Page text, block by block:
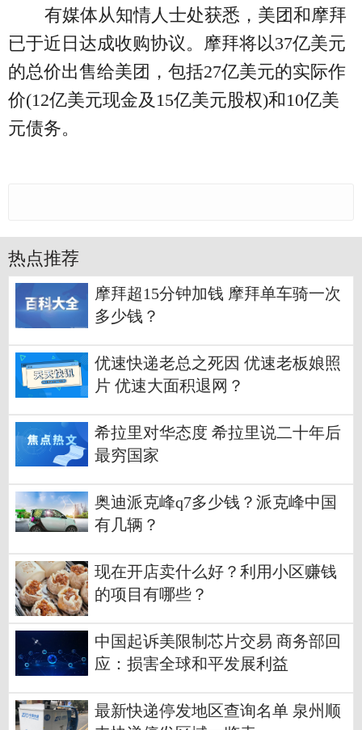
有媒体从知情人士处获悉，美团和摩拜
已于近日达成收购协议。摩拜将以37亿美元
的总价出售给美团，包括27亿美元的实际作
价(12亿美元现金及15亿美元股权)和10亿美
元债务。
热点推荐
摩拜超15分钟加钱 摩拜单车骑一次
多少钱？
优速快递老总之死因 优速老板娘照
片 优速大面积退网？
希拉里对华态度 希拉里说二十年后
最穷国家
奥迪派克峰q7多少钱？派克峰中国
有几辆？
现在开店卖什么好？利用小区赚钱
的项目有哪些？
中国起诉美限制芯片交易 商务部回
应：损害全球和平发展利益
最新快递停发地区查询名单 泉州顺